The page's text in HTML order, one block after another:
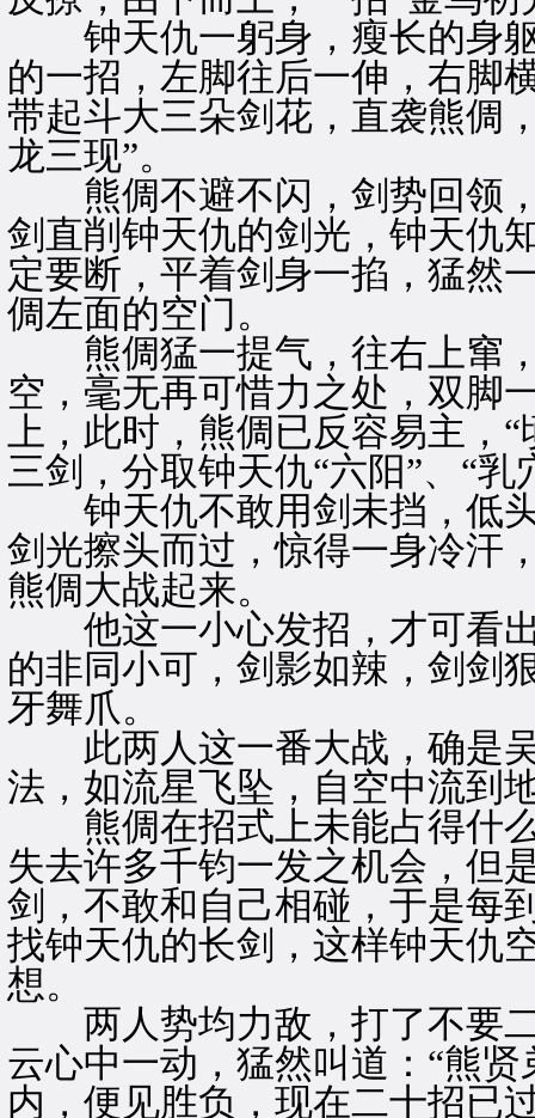
钟天仇一躬身，瘦长的身躯
的一招，左脚往后一伸，右脚
带起斗大三朵剑花，直袭熊倜
龙三现”。
熊倜不避不闪，剑势回领，
剑直削钟天仇的剑光，钟天仇
定要断，平着剑身一掐，猛然
倜左面的空门。
熊倜猛一提气，往右上窜，
空，毫无再可惜力之处，双脚
上，此时，熊倜已反容易主，
三剑，分取钟天仇“六阳”、“
钟天仇不敢用剑未挡，低头
剑光擦头而过，惊得一身冷汗
熊倜大战起来。
他这一小心发招，才可看出
的非同小可，剑影如辣，剑剑
牙舞爪。
此两人这一番大战，确是吴
法，如流星飞坠，自空中流到
熊倜在招式上未能占得什么
失去许多千钧一发之机会，但
剑，不敢和自己相碰，于是每
找钟天仇的长剑，这样钟天仇
想。
两人势均力敌，打了不要二
云心中一动，猛然叫道：“熊
内，便见胜负，现在二十招已